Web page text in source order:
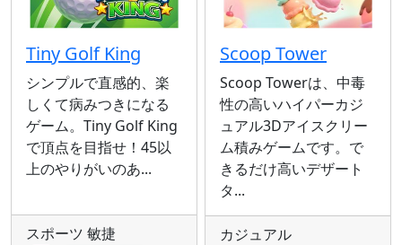
Tiny Golf King
シンプルで直感的、楽
しくて病みつきになる
ゲーム。Tiny Golf King
で頂点を目指せ！45以
上のやりがいのあ...
スポーツ 敏捷
Scoop Tower
Scoop Towerは、中毒
性の高いハイパーカジ
ュアル3Dアイスクリー
ム積みゲームです。で
きるだけ高いデザート
タ...
カジュアル